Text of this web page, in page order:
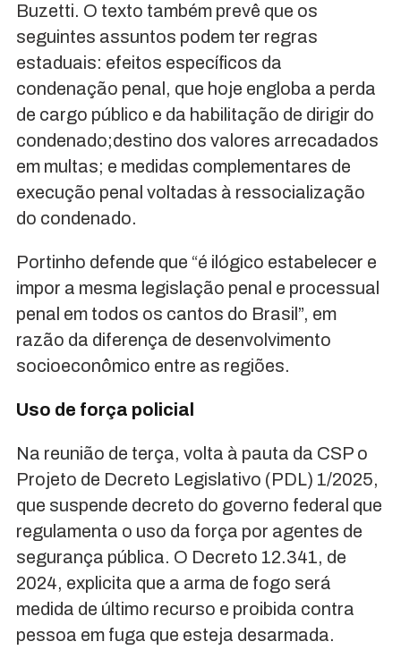
Buzetti. O texto também prevê que os
seguintes assuntos podem ter regras
estaduais: efeitos específicos da
condenação penal, que hoje engloba a perda
de cargo público e da habilitação de dirigir do
condenado;destino dos valores arrecadados
em multas; e medidas complementares de
execução penal voltadas à ressocialização
do condenado.
Portinho defende que “é ilógico estabelecer e
impor a mesma legislação penal e processual
penal em todos os cantos do Brasil”, em
razão da diferença de desenvolvimento
socioeconômico entre as regiões.
Uso de força policial
Na reunião de terça, volta à pauta da CSP o
Projeto de Decreto Legislativo (PDL) 1/2025,
que suspende decreto do governo federal que
regulamenta o uso da força por agentes de
segurança pública. O Decreto 12.341, de
2024, explicita que a arma de fogo será
medida de último recurso e proibida contra
pessoa em fuga que esteja desarmada.